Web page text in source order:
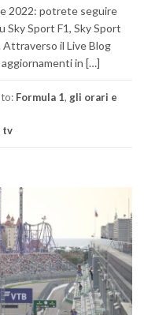
2022: potrete seguire
Sport F1, Sky Sport
Attraverso il Live Blog
in […]
Formula 1, gli orari e
tv